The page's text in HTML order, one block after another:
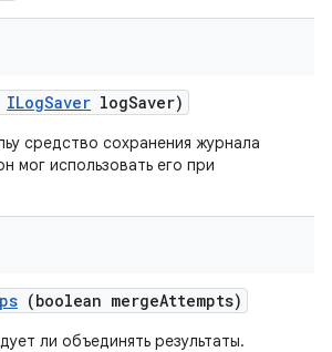
ILogSaver logSaver)
средство сохранения журнала
мог использовать его при
(boolean mergeAttempts)
ли объединять результаты.